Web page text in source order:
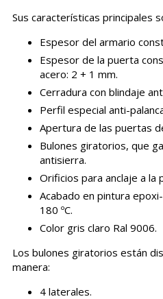
Sus características principales
Espesor del armario
Espesor de la puerta
acero: 2 + 1 mm.
Cerradura con blindaje
Perfil especial anti-
Apertura de las puertas
Bulones giratorios, que
antisierra.
Orificios para anclaje a la
Acabado en pintura
180 ºC.
Color gris claro Ral 9006.
Los bulones giratorios están
manera:
4 laterales.